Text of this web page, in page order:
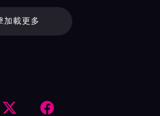
加載更多
 